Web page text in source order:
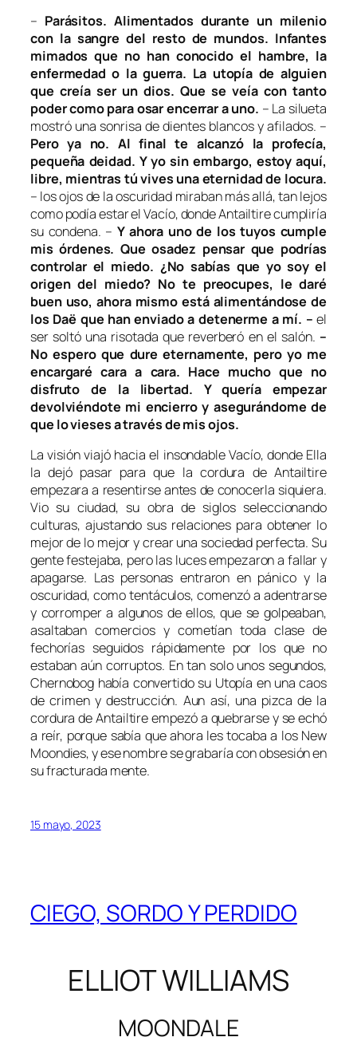
– Parásitos. Alimentados durante un milenio
con la sangre del resto de mundos. Infantes
mimados que no han conocido el hambre, la
enfermedad o la guerra. La utopía de alguien
que creía ser un dios. Que se veía con tanto
poder como para osar encerrar a uno. – La silueta
mostró una sonrisa de dientes blancos y afilados. –
Pero ya no. Al final te alcanzó la profecía,
pequeña deidad. Y yo sin embargo, estoy aquí,
libre, mientras tú vives una eternidad de locura.
– los ojos de la oscuridad miraban más allá, tan lejos
como podía estar el Vacío, donde Antailtire cumpliría
su condena. –Y ahora uno de los tuyos cumple
mis órdenes. Que osadez pensar que podrías
controlar el miedo. ¿No sabías que yo soy el
origen del miedo? No te preocupes, le daré
buen uso, ahora mismo está alimentándose de
los Daë que han enviado a detenerme a mí. –el
ser soltó una risotada que reverberó en el salón. –
No espero que dure eternamente, pero yo me
encargaré cara a cara. Hace mucho que no
disfruto de la libertad. Y quería empezar
devolviéndote mi encierro y asegurándome de
que lo vieses a través de mis ojos.
La visión viajó hacia el insondable Vacío, donde Ella
la dejó pasar para que la cordura de Antailtire
empezara a resentirse antes de conocerla siquiera.
Vio su ciudad, su obra de siglos seleccionando
culturas, ajustando sus relaciones para obtener lo
mejor de lo mejor y crear una sociedad perfecta. Su
gente festejaba, pero las luces empezaron a fallar y
apagarse. Las personas entraron en pánico y la
oscuridad, como tentáculos, comenzó a adentrarse
y corromper a algunos de ellos, que se golpeaban,
asaltaban comercios y cometían toda clase de
fechorías seguidos rápidamente por los que no
estaban aún corruptos. En tan solo unos segundos,
Chernobog había convertido su Utopía en una caos
de crimen y destrucción. Aun así, una pizca de la
cordura deAntailtireempezó a quebrarse y se echó
a reír, porque sabía que ahora les tocaba a los New
Moondies,y ese nombre se grabaría con obsesión en
su fracturada mente.
15 mayo, 2023
CIEGO, SORDO Y PERDIDO
ELLIOT WILLIAMS
MOONDALE